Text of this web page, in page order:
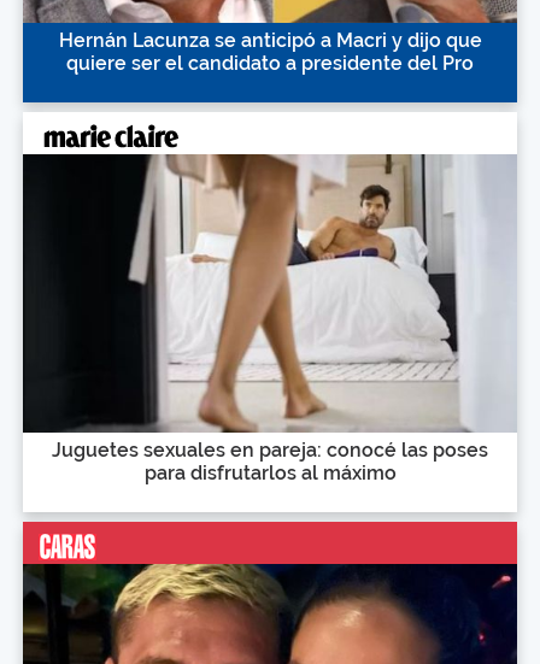
Hernán Lacunza se anticipó a Macri y dijo que
quiere ser el candidato a presidente del Pro
Juguetes sexuales en pareja: conocé las poses
para disfrutarlos al máximo